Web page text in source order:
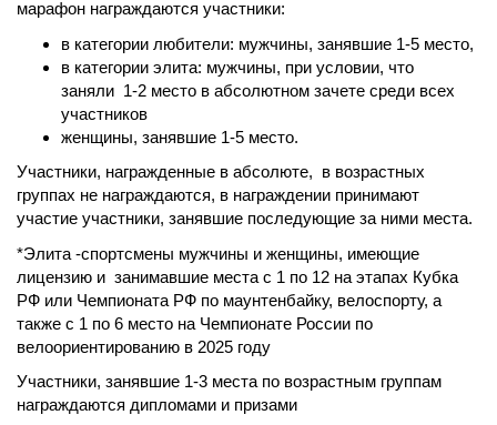
марафон награждаются участники:
в категории любители: мужчины, занявшие 1-5 место,
в категории элита: мужчины, при условии, что
заняли 1-2 место в абсолютном зачете среди всех
участников
женщины, занявшие 1-5 место.
Участники, награжденные в абсолюте, в возрастных
группах не награждаются, в награждении принимают
участие участники, занявшие последующие за ними места.
*Элита -спортсмены мужчины и женщины, имеющие
лицензию и занимавшие места с 1 по 12 на этапах Кубка
РФ или Чемпионата РФ по маунтенбайку, велоспорту, а
также с 1 по 6 место на Чемпионате России по
велоориентированию в 2025 году
Участники, занявшие 1-3 места по возрастным группам
награждаются дипломами и призами